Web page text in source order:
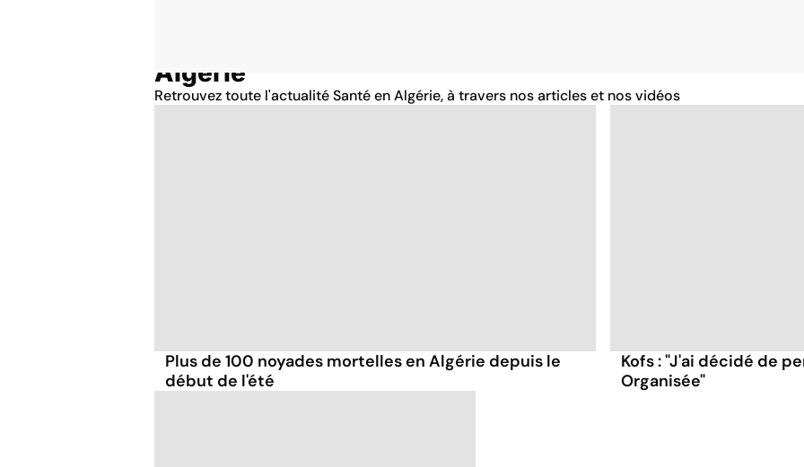
Algérie
Retrouvez toute l'actualité Santé en Algérie, à travers nos articles et nos vidéos
Plus de 100 noyades mortelles en Algérie depuis le
début de l'été
Kofs : "J'ai décidé de
Organisée"